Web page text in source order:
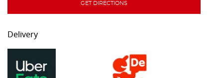
GET DIRECTIONS
Delivery